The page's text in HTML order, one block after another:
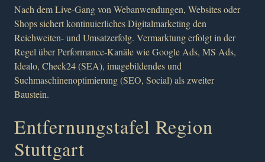
Nach dem Live-Gang von Webanwendungen, Websites oder
Shops sichert kontinuierliches Digitalmarketing den
Reichweiten- und Umsatzerfolg. Vermarktung erfolgt in der
Regel über Performance-Kanäle wie Google Ads, MS Ads,
Idealo, Check24 (SEA), imagebildendes und
Suchmaschinenoptimierung (SEO, Social) als zweiter
Baustein.
Entfernungstafel Region
Stuttgart